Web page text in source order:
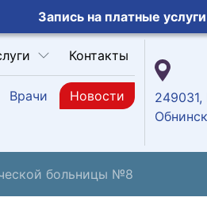
Запись на платные
Контакты
Врачи Новости
249031,
больницы №8